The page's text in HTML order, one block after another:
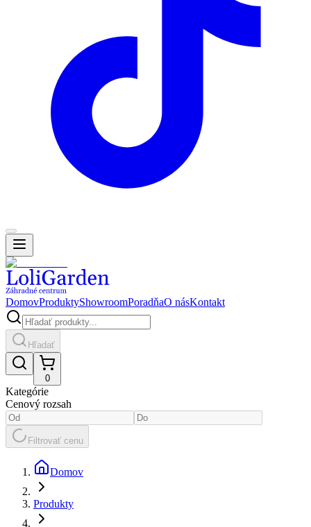
DomovProduktyShowroomPoradňaO násKontakt
Hľadať
0
Kategórie
Cenový rozsah
Filtrovať cenu
Domov
Produkty